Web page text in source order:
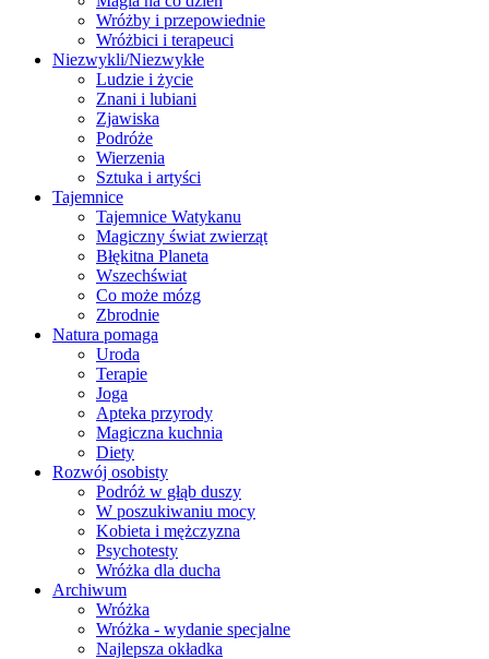
Wróżby i przepowiednie
Wróżbici i terapeuci
Niezwykli/Niezwykłe
Ludzie i życie
Znani i lubiani
Zjawiska
Podróże
Wierzenia
Sztuka i artyści
Tajemnice
Tajemnice Watykanu
Magiczny świat zwierząt
Błękitna Planeta
Wszechświat
Co może mózg
Zbrodnie
Natura pomaga
Uroda
Terapie
Joga
Apteka przyrody
Magiczna kuchnia
Diety
Rozwój osobisty
Podróż w głąb duszy
W poszukiwaniu mocy
Kobieta i mężczyzna
Psychotesty
Wróżka dla ducha
Archiwum
Wróżka
Wróżka - wydanie specjalne
Najlepsza okładka